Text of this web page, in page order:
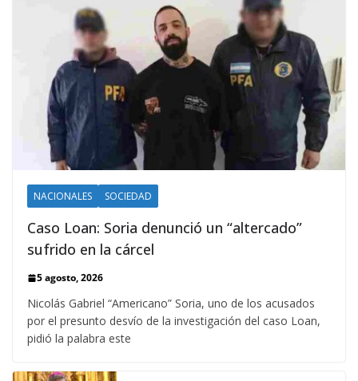
NACIONALES SOCIEDAD
Caso Loan: Soria denunció un “altercado”
sufrido en la cárcel
5 agosto, 2026
Nicolás Gabriel “Americano” Soria, uno de los acusados
por el presunto desvío de la investigación del caso Loan,
pidió la palabra este